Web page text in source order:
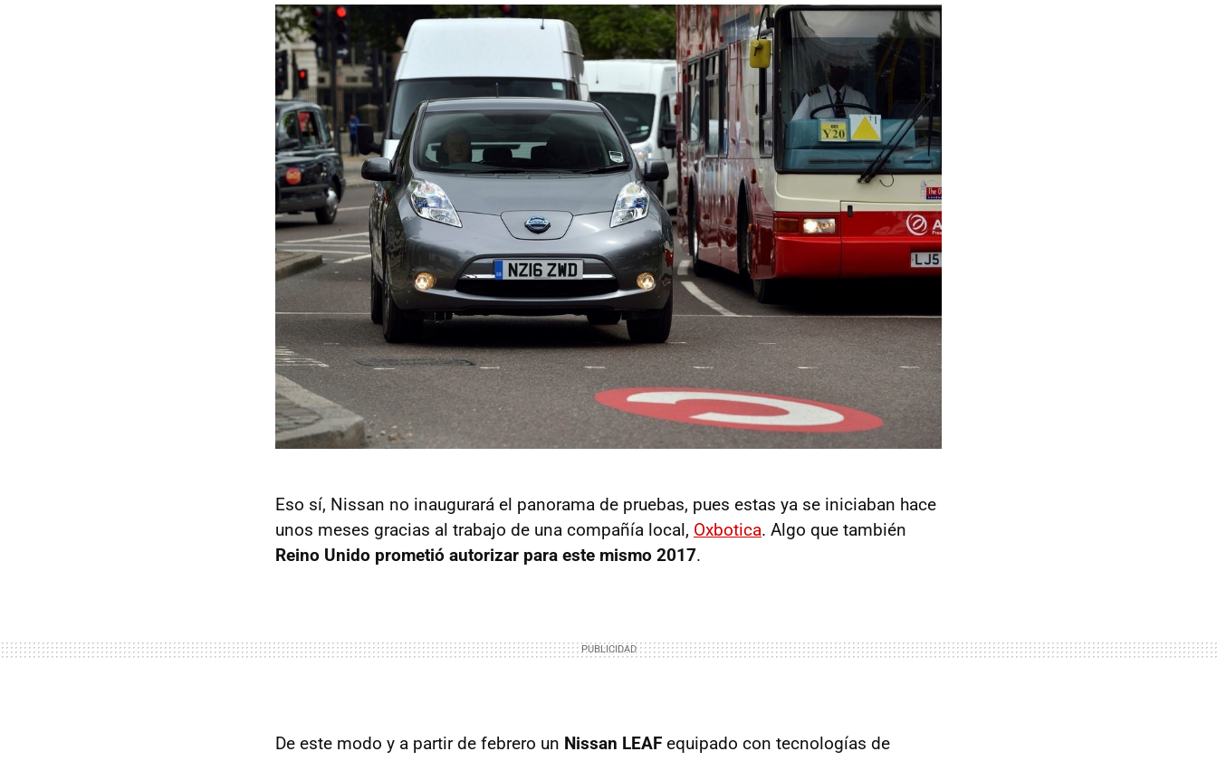
Eso sí, Nissan no inaugurará el panorama de pruebas, pues estas ya se iniciaban hace
unos meses gracias al trabajo de una compañía local, Oxbotica. Algo que también
Reino Unido prometió autorizar para este mismo 2017.
De este modo y a partir de febrero un Nissan LEAF equipado con tecnologías de